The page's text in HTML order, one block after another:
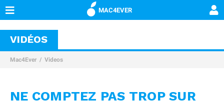
MAC4EVER
VIDÉOS
Mac4Ever Videos
NE COMPTEZ PAS TROP SUR